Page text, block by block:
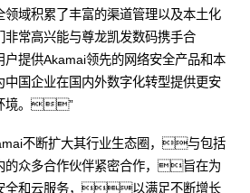
域积累了丰富的渠道管理以及本土化
常高兴能与尊龙凯发数码携手合
提供Akamai领先的网络安全产品和本
企业在国内外数字化转型提供更安
境。”
不断扩大其行业生态圈，与包括
众多合作伙伴紧密合作，旨在为
全和云服务，以满足不断增长